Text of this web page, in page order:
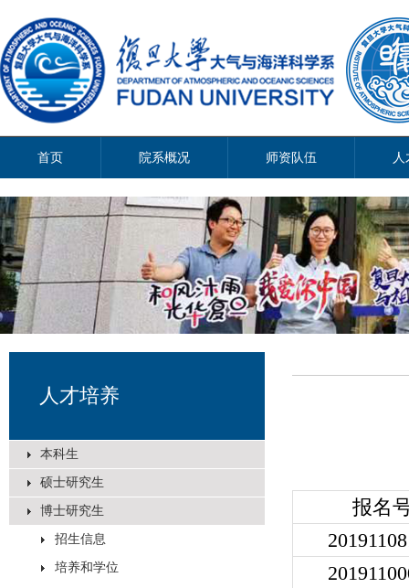
首页 院系概况 师资队伍 人
人才培养
本科生
硕士研究生
博士研究生
招生信息
培养和学位
报名